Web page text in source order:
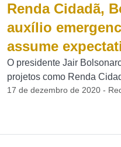
Renda Cidadã,
auxílio
assume
O presidente Jair
projetos como Renda
17 de dezembro de 2020 -